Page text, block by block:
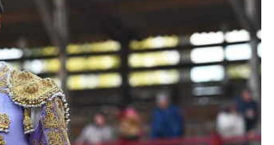
2026 ACTUALITÉS TAURINES PHOTOS TAURINES 2026
Bayonne, la corrida
des fêtes en photos
17/07/2026 Tertulias